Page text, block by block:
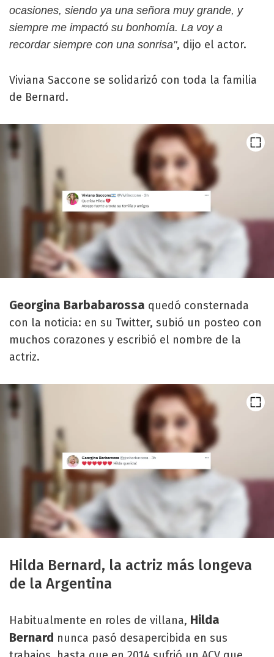
ocasiones, siendo ya una señora muy grande, y
siempre me impactó su bonhomía. La voy a
recordar siempre con una sonrisa", dijo el actor.
Viviana Saccone se solidarizó con toda la familia
de Bernard.
Georgina Barbabarossa quedó consternada
con la noticia: en su Twitter, subió un posteo con
muchos corazones y escribió el nombre de la
actriz.
Hilda Bernard, la actriz más longeva
de la Argentina
Habitualmente en roles de villana, Hilda
Bernard nunca pasó desapercibida en sus